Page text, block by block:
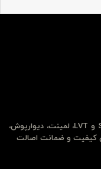
واردکننده و تأمین کنندهٔ تخصصی کفپوش SPC و LVT، لمینت، دیوارپوش،
کیفیت و ضمانت اصالت